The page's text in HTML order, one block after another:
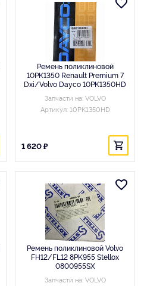
Ремень поликлиновой
10PK1350 Renault Premium 7
Dxi/Volvo Dayco 10PK1350HD
Запчасти на: VOLVO
Артикул: 10PK1350HD
1 620 ₽
Ремень поликлиновой Volvo
FH12/FL12 8PK955 Stellox
0800955SX
Запчасти на: VOLVO